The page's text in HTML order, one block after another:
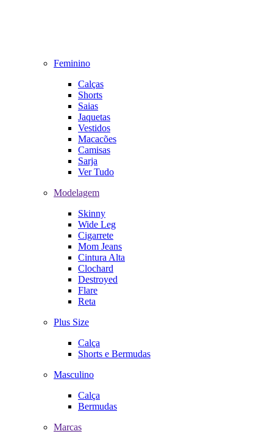
Feminino
Calças
Shorts
Saias
Jaquetas
Vestidos
Macacões
Camisas
Sarja
Ver Tudo
Modelagem
Skinny
Wide Leg
Cigarrete
Mom Jeans
Cintura Alta
Clochard
Destroyed
Flare
Reta
Plus Size
Calça
Shorts e Bermudas
Masculino
Calça
Bermudas
Marcas